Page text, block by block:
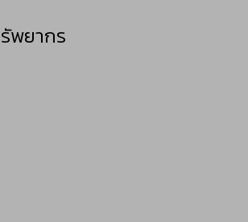
พยากร